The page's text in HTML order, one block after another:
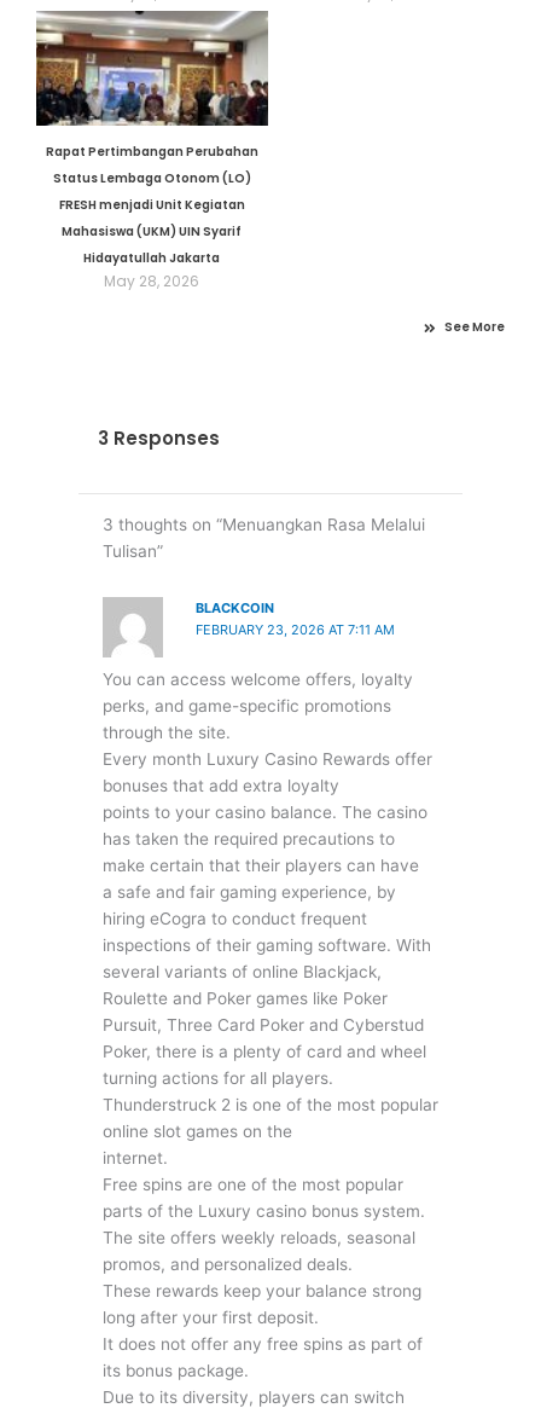
Rapat Pertimbangan Perubahan
Status Lembaga Otonom (LO)
FRESH menjadi Unit Kegiatan
Mahasiswa (UKM) UIN Syarif
Hidayatullah Jakarta
May 28, 2026
See More
3 Responses
3 thoughts on “Menuangkan Rasa Melalui
Tulisan”
BLACKCOIN
FEBRUARY 23, 2026 AT 7:11 AM
You can access welcome offers, loyalty
perks, and game-specific promotions
through the site.
Every month Luxury Casino Rewards offer
bonuses that add extra loyalty
points to your casino balance. The casino
has taken the required precautions to
make certain that their players can have
a safe and fair gaming experience, by
hiring eCogra to conduct frequent
inspections of their gaming software. With
several variants of online Blackjack,
Roulette and Poker games like Poker
Pursuit, Three Card Poker and Cyberstud
Poker, there is a plenty of card and wheel
turning actions for all players.
Thunderstruck 2 is one of the most popular
online slot games on the
internet.
Free spins are one of the most popular
parts of the Luxury casino bonus system.
The site offers weekly reloads, seasonal
promos, and personalized deals.
These rewards keep your balance strong
long after your first deposit.
It does not offer any free spins as part of
its bonus package.
Due to its diversity, players can switch